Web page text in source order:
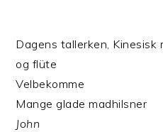
Dagens tallerken, Kinesisk
og flüte
Velbekomme
Mange glade madhilsner
John